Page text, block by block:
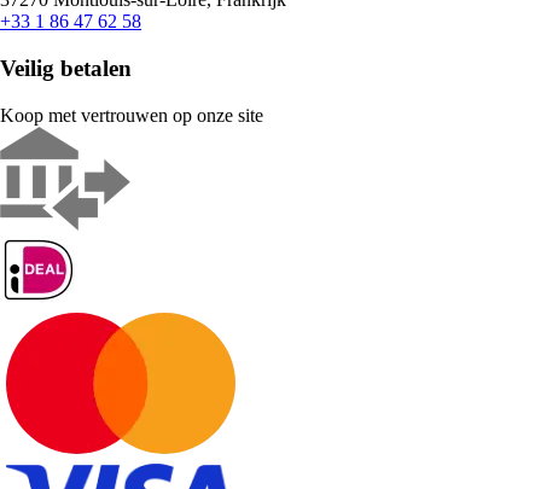
+33 1 86 47 62 58
Veilig betalen
Koop met vertrouwen op onze site